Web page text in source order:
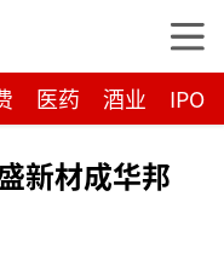
医药 酒业 IPO
新材成华邦